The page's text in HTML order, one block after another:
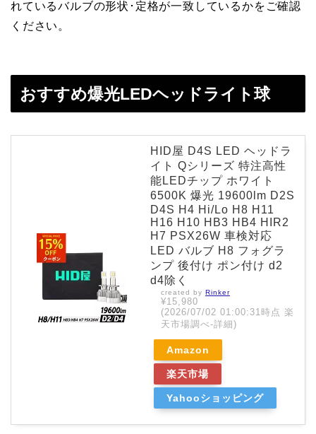
れているバルブの形状･定格が一致しているかをご確認
ください。
おすすめ爆光LEDヘッドライト球
HID屋 D4S LED ヘッドラ
イト Qシリーズ 特注高性
能LEDチップ ホワイト
6500K 爆光 19600lm D2S
D4S H4 Hi/Lo H8 H11
H16 H10 HB3 HB4 HIR2
H7 PSX26W 車検対応
LED バルブ H8 フォグラ
ンプ 後付け ポン付け d2
d4除く
created by Rinker
¥15,980
(2026/07/02 01:00:31時点 楽
天市場調べ-詳細)
Amazon
楽天市場
Yahooショッピング